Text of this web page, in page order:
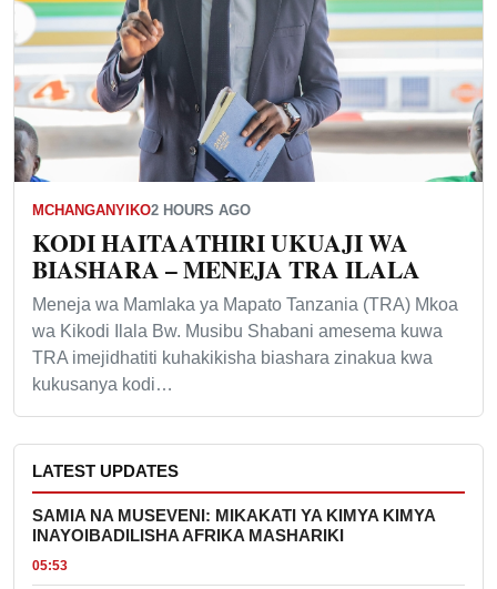
MCHANGANYIKO2 HOURS AGO
KODI HAITAATHIRI UKUAJI WA
BIASHARA – MENEJA TRA ILALA
Meneja wa Mamlaka ya Mapato Tanzania (TRA) Mkoa
wa Kikodi Ilala Bw. Musibu Shabani amesema kuwa
TRA imejidhatiti kuhakikisha biashara zinakua kwa
kukusanya kodi…
LATEST UPDATES
SAMIA NA MUSEVENI: MIKAKATI YA KIMYA KIMYA
INAYOIBADILISHA AFRIKA MASHARIKI
05:53